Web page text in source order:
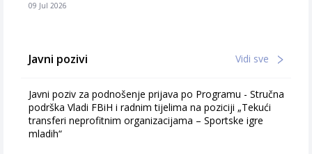
09 Jul 2026
Javni pozivi Vidi sve
Javni poziv za podnošenje prijava po Programu - Stručna
podrška Vladi FBiH i radnim tijelima na poziciji „Tekući
transferi neprofitnim organizacijama – Sportske igre
mladih“